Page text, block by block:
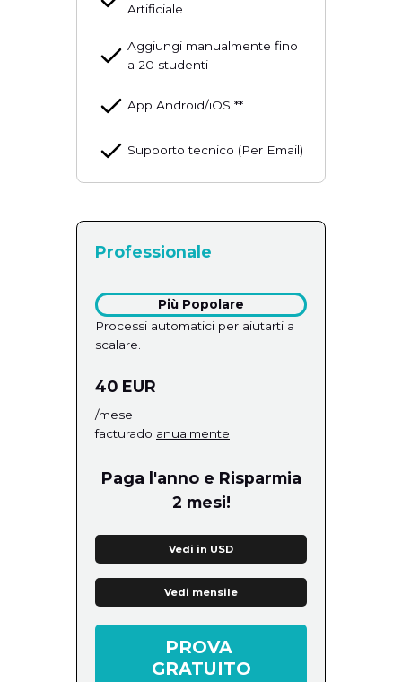
Artificiale
Aggiungi manualmente fino
a 20 studenti
App Android/iOS **
Supporto tecnico (Per Email)
Professionale
Più Popolare
Processi automatici per aiutarti a
scalare.
40 EUR
/mese
facturado anualmente
Paga l'anno e Risparmia
2 mesi!
Vedi in USD
Vedi mensile
PROVA
GRATUITO